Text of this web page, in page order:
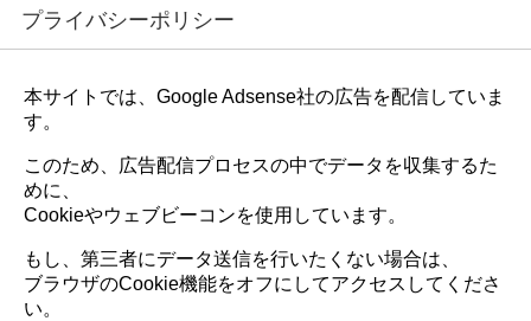
プライバシーポリシー
本サイトでは、Google Adsense社の広告を配信していま
す。
このため、広告配信プロセスの中でデータを収集するた
めに、
Cookieやウェブビーコンを使用しています。
もし、第三者にデータ送信を行いたくない場合は、
ブラウザのCookie機能をオフにしてアクセスしてくださ
い。